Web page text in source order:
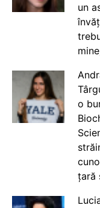
un
o
țară